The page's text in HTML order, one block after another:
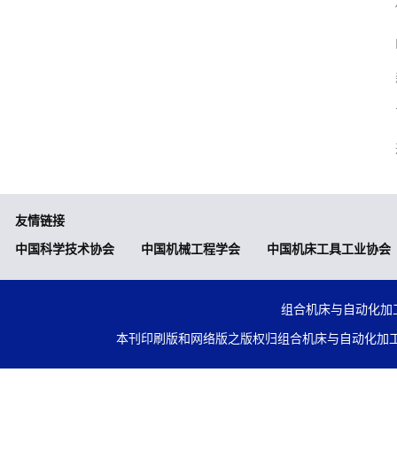
友情链接
中国科学技术协会 中国机械工程学会 中国机床工具工业协会
组合机床与自动化
本刊印刷版和网络版之版权归组合机床与自动化